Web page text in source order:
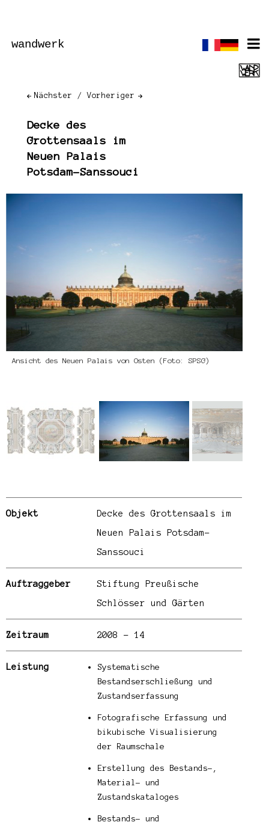
wandwerk
Vorheriger
Nächster
Decke des
Grottensaals im
Neuen Palais
Potsdam-Sanssouci
Ansicht des Neuen Palais von Osten (Foto: SPSG)
Objekt
Decke des Grottensaals im
Neuen Palais Potsdam-
Sanssouci
Auftraggeber
Stiftung Preußische
Schlösser und Gärten
Zeitraum 2008 – 14
Leistung
Systematische
Bestandserschließung und
Zustandserfassung
Fotografische Erfassung und
bikubische Visualisierung
der Raumschale
Erstellung des Bestands-,
Material- und
Zustandskataloges
Bestands- und